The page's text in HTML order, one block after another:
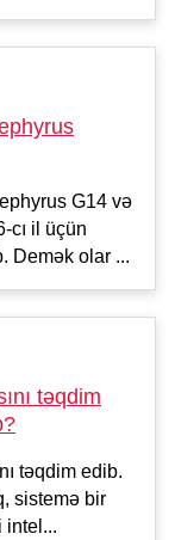
G14 və
cı il üçün
Demək olar ...
təqdim
təqdim edib.
sistemə bir
intel...